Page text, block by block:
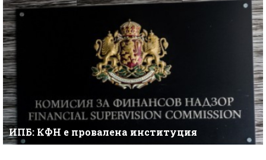
ИПБ: КФН е провалена институция